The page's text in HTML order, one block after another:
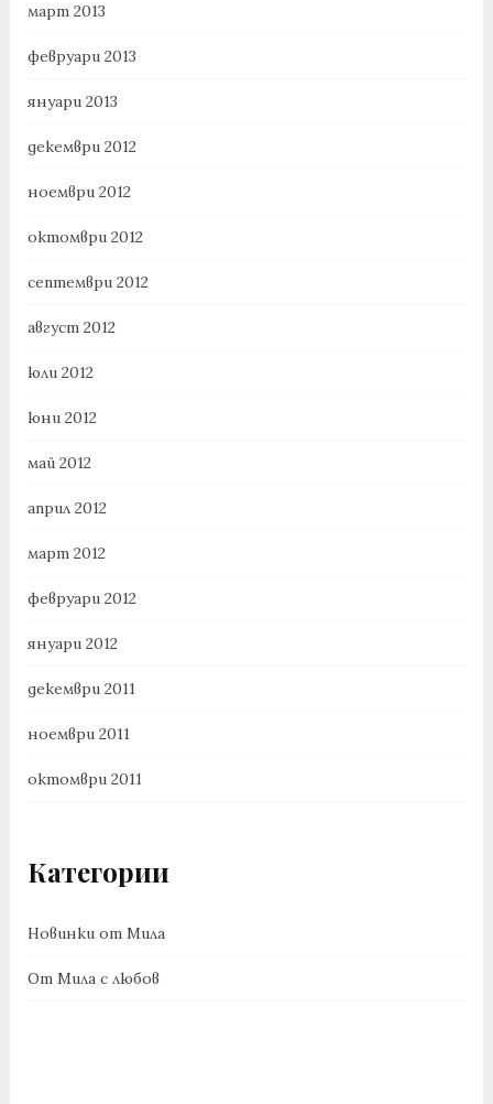
март 2013
февруари 2013
януари 2013
декември 2012
ноември 2012
октомври 2012
септември 2012
август 2012
юли 2012
юни 2012
май 2012
април 2012
март 2012
февруари 2012
януари 2012
декември 2011
ноември 2011
октомври 2011
Категории
Новинки от Мила
От Мила с любов